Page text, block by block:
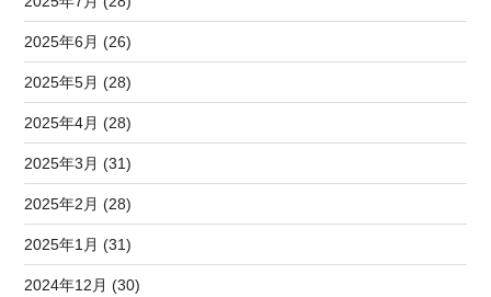
2025年6月 (26)
2025年5月 (28)
2025年4月 (28)
2025年3月 (31)
2025年2月 (28)
2025年1月 (31)
2024年12月 (30)